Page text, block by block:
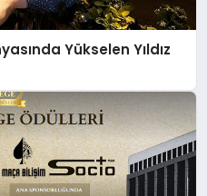
Yükselen Yıldız